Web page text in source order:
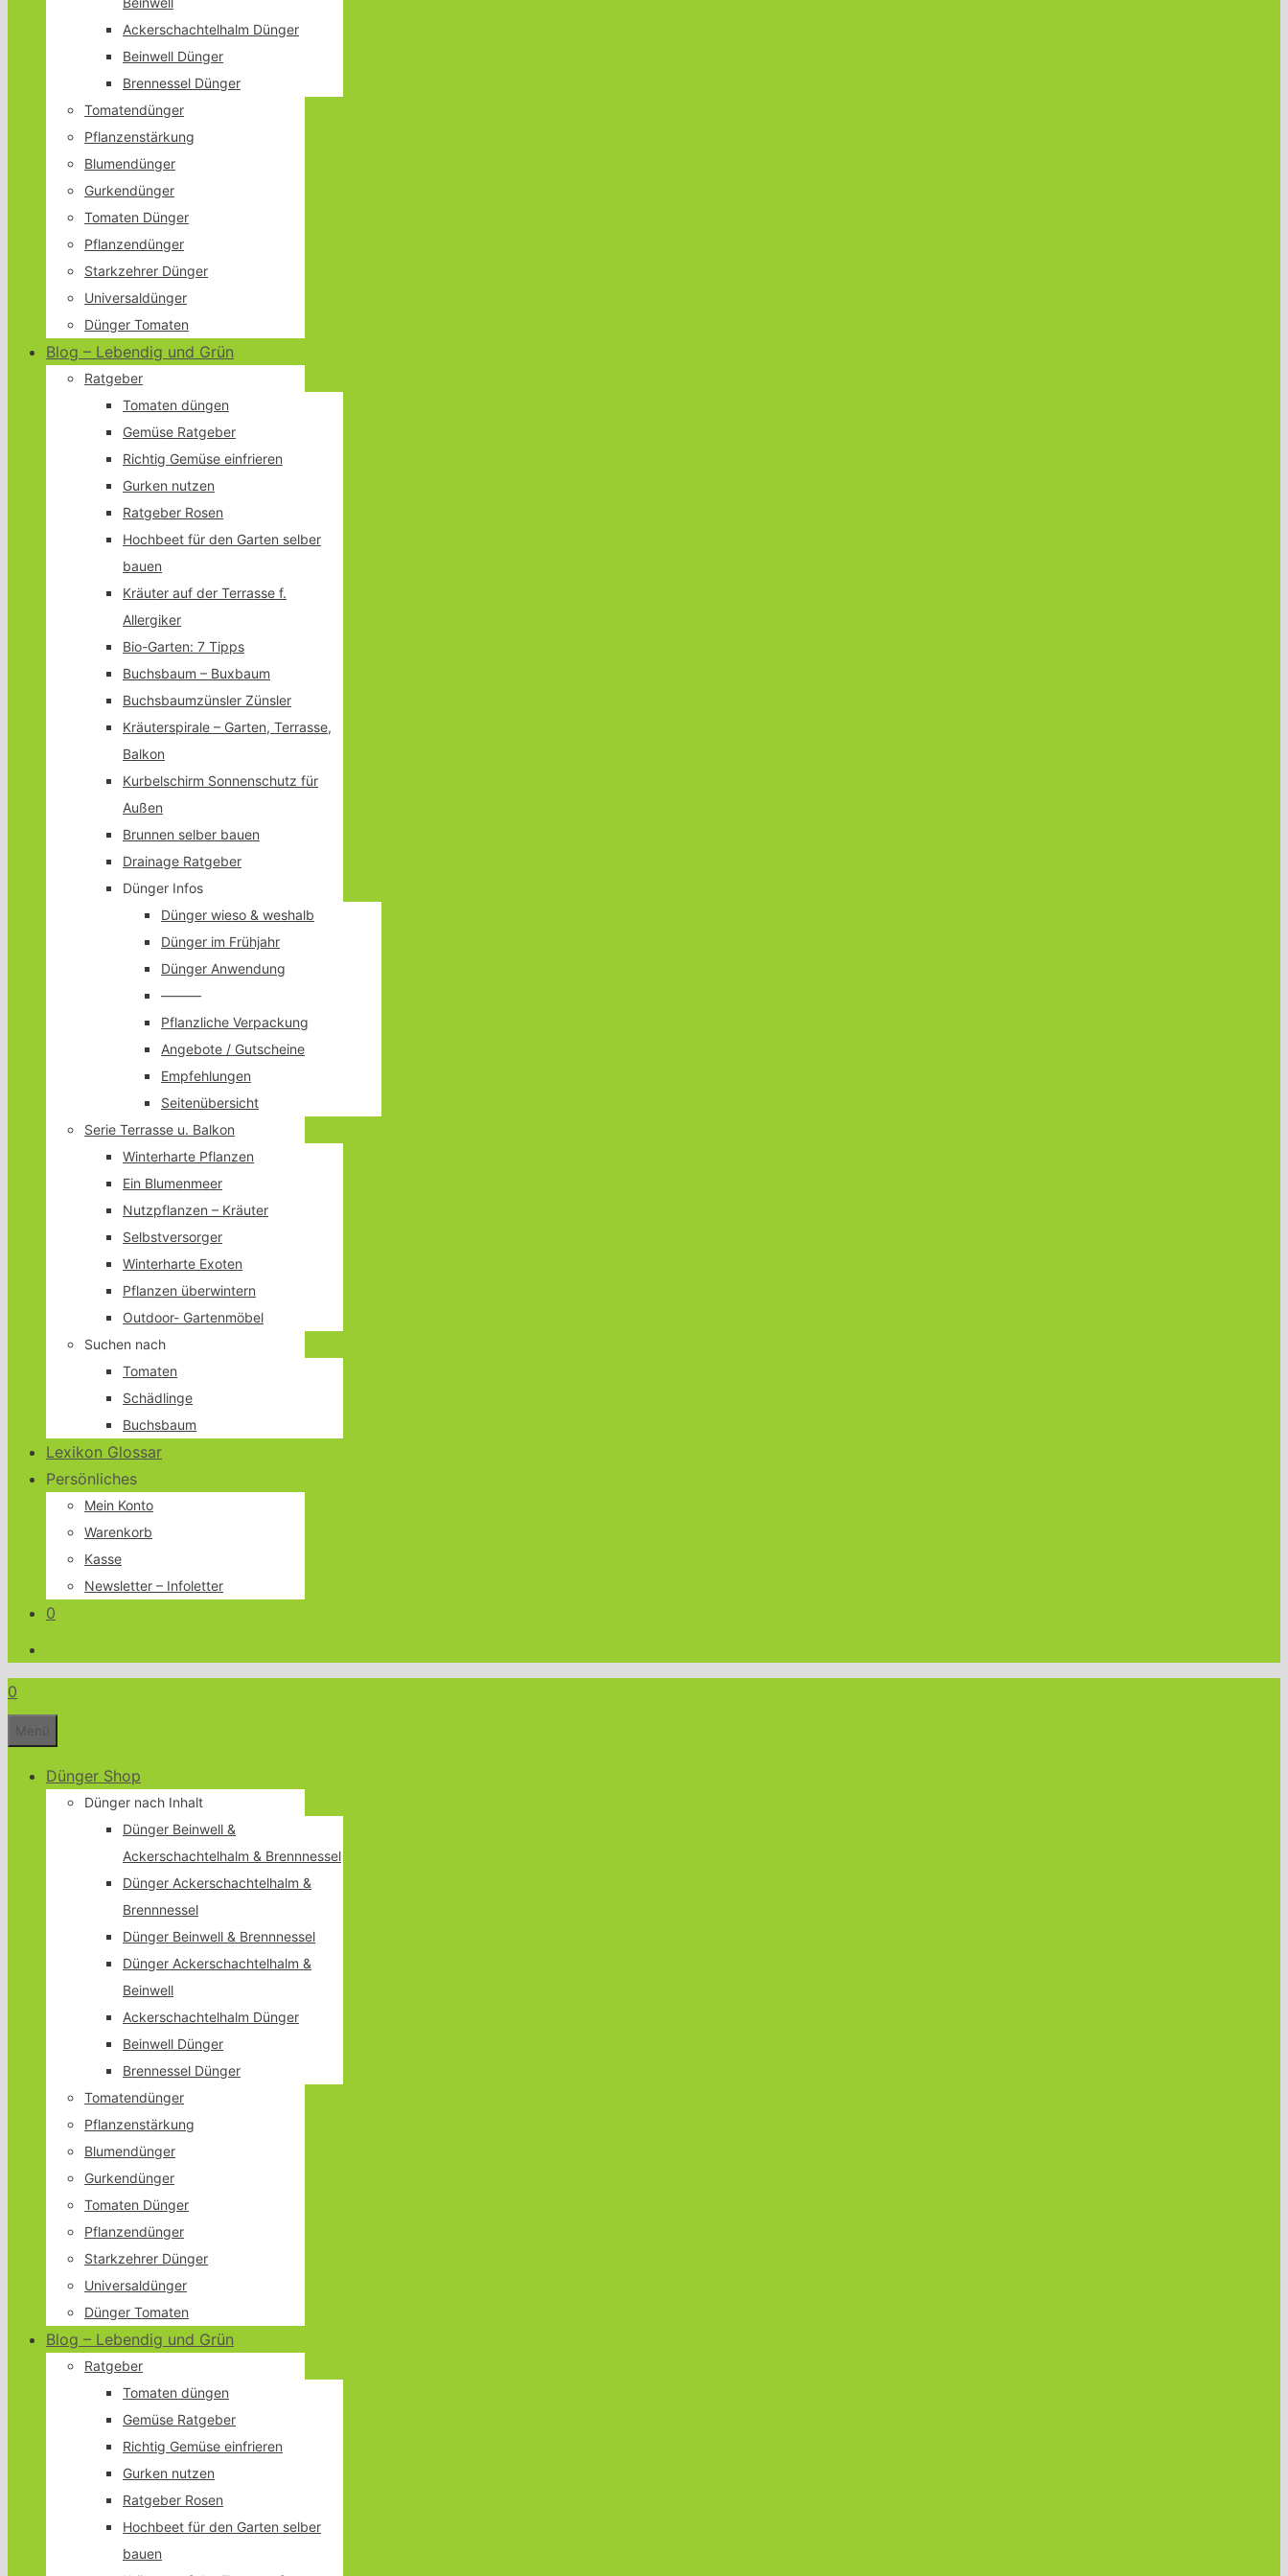
Ackerschachtelhalm Dünger
Beinwell Dünger
Brennessel Dünger
Tomatendünger
Pflanzenstärkung
Blumendünger
Gurkendünger
Tomaten Dünger
Pflanzendünger
Starkzehrer Dünger
Universaldünger
Dünger Tomaten
Blog – Lebendig und Grün
Ratgeber
Tomaten düngen
Gemüse Ratgeber
Richtig Gemüse einfrieren
Gurken nutzen
Ratgeber Rosen
Hochbeet für den Garten selber
bauen
Kräuter auf der Terrasse f.
Allergiker
Bio-Garten: 7 Tipps
Buchsbaum – Buxbaum
Buchsbaumzünsler Zünsler
Kräuterspirale – Garten, Terrasse,
Balkon
Kurbelschirm Sonnenschutz für
Außen
Brunnen selber bauen
Drainage Ratgeber
Dünger Infos
Dünger wieso & weshalb
Dünger im Frühjahr
Dünger Anwendung
———
Pflanzliche Verpackung
Angebote / Gutscheine
Empfehlungen
Seitenübersicht
Serie Terrasse u. Balkon
Winterharte Pflanzen
Ein Blumenmeer
Nutzpflanzen – Kräuter
Selbstversorger
Winterharte Exoten
Pflanzen überwintern
Outdoor- Gartenmöbel
Suchen nach
Tomaten
Schädlinge
Buchsbaum
Lexikon Glossar
Persönliches
Mein Konto
Warenkorb
Kasse
Newsletter – Infoletter
0
0
Dünger Shop
Dünger nach Inhalt
Dünger Beinwell &
Ackerschachtelhalm & Brennnessel
Dünger Ackerschachtelhalm &
Brennnessel
Dünger Beinwell & Brennnessel
Dünger Ackerschachtelhalm &
Beinwell
Ackerschachtelhalm Dünger
Beinwell Dünger
Brennessel Dünger
Tomatendünger
Pflanzenstärkung
Blumendünger
Gurkendünger
Tomaten Dünger
Pflanzendünger
Starkzehrer Dünger
Universaldünger
Dünger Tomaten
Blog – Lebendig und Grün
Ratgeber
Tomaten düngen
Gemüse Ratgeber
Richtig Gemüse einfrieren
Gurken nutzen
Ratgeber Rosen
Hochbeet für den Garten selber
bauen